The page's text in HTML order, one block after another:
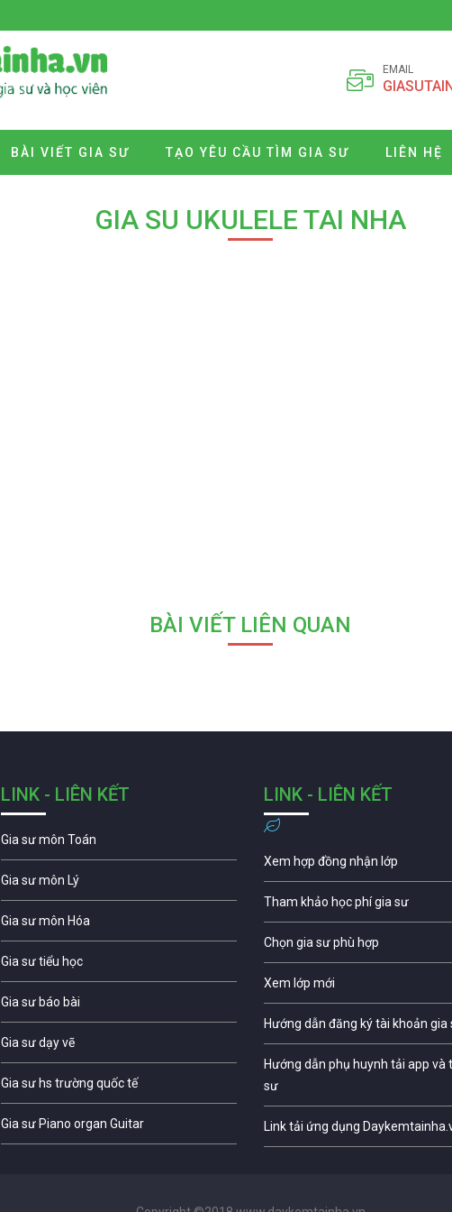
EMAIL
BÀI VIẾT GIA SƯ TẠO YÊU CẦU TÌM GIA SƯ LIÊN HỆ
GIA SU UKULELE TAI NHA
BÀI VIẾT LIÊN QUAN
LINK - LIÊN KẾT
Gia sư môn Toán
Gia sư môn Lý
Gia sư môn Hóa
Gia sư tiểu học
Gia sư báo bài
Gia sư dạy vẽ
Gia sư hs trường quốc tế
Gia sư Piano organ Guitar
LINK - LIÊN KẾT
Xem hợp đồng nhận lớp
Tham khảo học phí gia sư
Chọn gia sư phù hợp
Xem lớp mới
Hướng dẫn đăng ký tài khoản gia
Hướng dẫn phụ huynh tải app và
sư
Link tải ứng dụng